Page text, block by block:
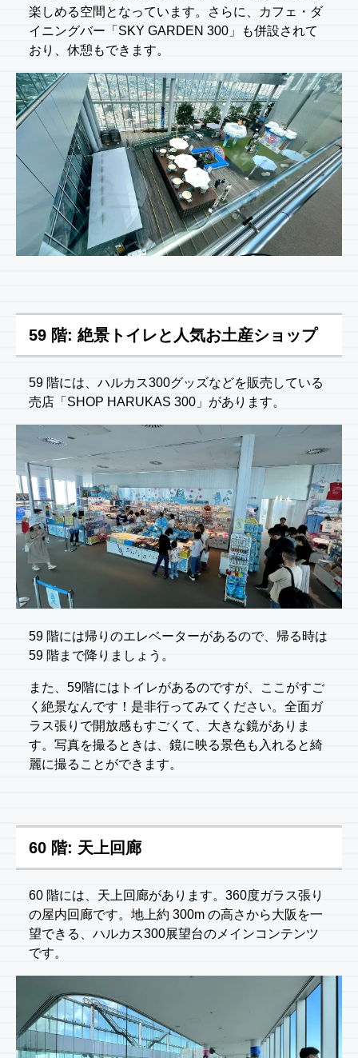
楽しめる空間となっています。さらに、カフェ・ダ
イニングバー「SKY GARDEN 300」も併設されて
おり、休憩もできます。
59 階: 絶景トイレと人気お土産ショップ
59 階には、ハルカス300グッズなどを販売している
売店「SHOP HARUKAS 300」があります。
59 階には帰りのエレベーターがあるので、帰る時は
59 階まで降りましょう。
また、59階にはトイレがあるのですが、ここがすご
く絶景なんです！是非行ってみてください。全面ガ
ラス張りで開放感もすごくて、大きな鏡がありま
す。写真を撮るときは、鏡に映る景色も入れると綺
麗に撮ることができます。
60 階: 天上回廊
60 階には、天上回廊があります。360度ガラス張り
の屋内回廊です。地上約 300m の高さから大阪を一
望できる、ハルカス300展望台のメインコンテンツ
です。